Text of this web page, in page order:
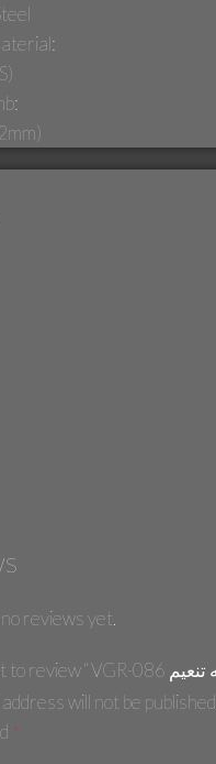
reviews yet.
will not be published.
*